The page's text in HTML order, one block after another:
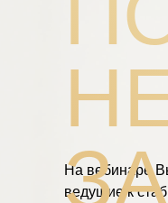
На вебинаре
ведущие к